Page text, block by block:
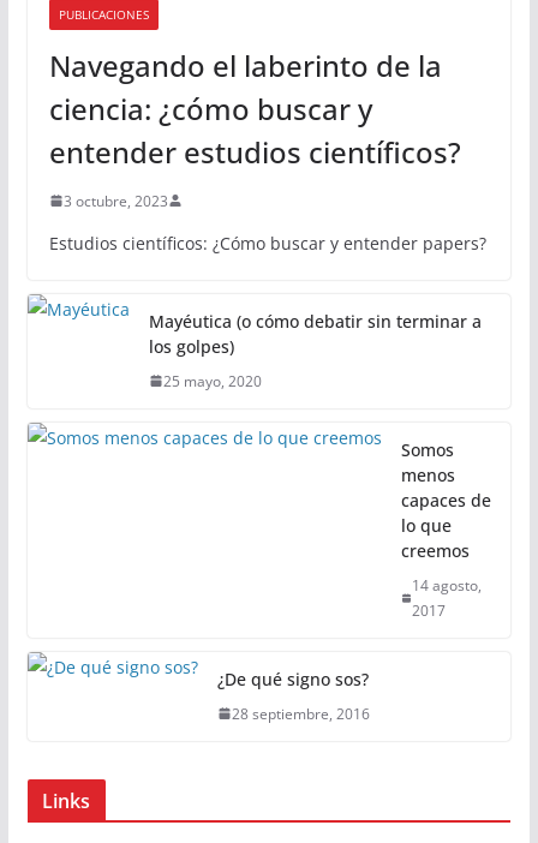
PUBLICACIONES
Navegando el laberinto de la
ciencia: ¿cómo buscar y
entender estudios científicos?
3 octubre, 2023
Estudios científicos: ¿Cómo buscar y entender papers?
Mayéutica (o cómo debatir sin terminar a
los golpes)
25 mayo, 2020
Somos
menos
capaces de
lo que
creemos
14 agosto,
2017
¿De qué signo sos?
28 septiembre, 2016
Links